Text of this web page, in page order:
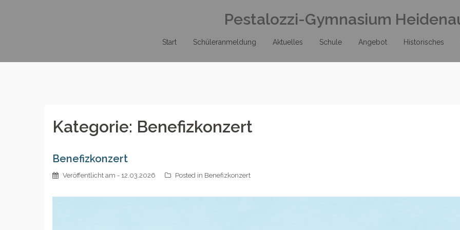
Pestalozzi-Gymnasium
Start Schüleranmeldung Aktuelles Schule Angebot Historisches
Kategorie: Benefizkonzert
Benefizkonzert
Veröffentlicht am - 12.03.2026 Posted in Benefizkonzert